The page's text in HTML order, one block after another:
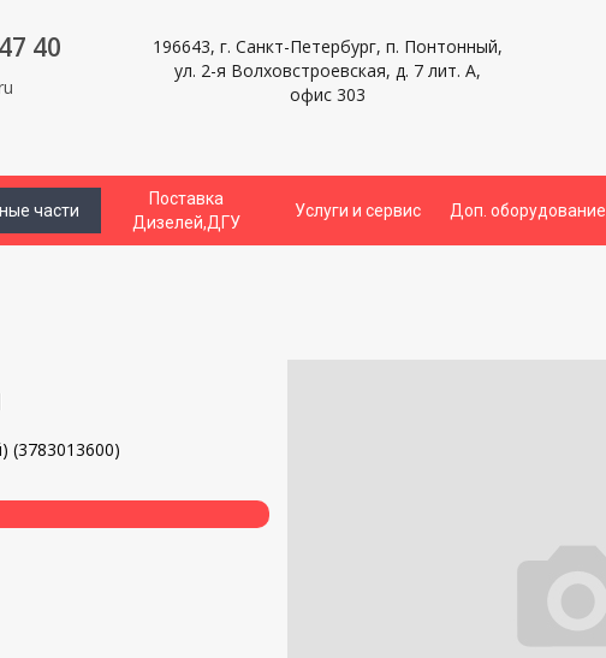
40
196643, г. Санкт-Петербург, п. Понтонный,
ул. 2-я Волховстроевская, д. 7 лит. А,
офис 303
части
Поставка
Дизелей,ДГУ
Услуги и сервис Доп. оборудование
(3783013600)